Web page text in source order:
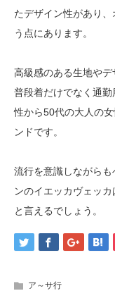
たデザイン性があり
う点にあります。
高級感のある生地や
普段着だけでなく通
性から50代の大人の
ンドです。
流行を意識しながら
ンのイエッカヴェッ
と言えるでしょう。
ア～サ行